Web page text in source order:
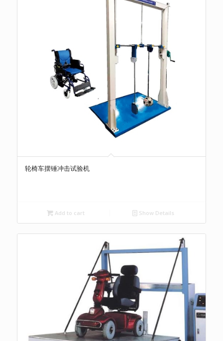
轮椅车摆锤冲击试验机
Add to cart Show Details